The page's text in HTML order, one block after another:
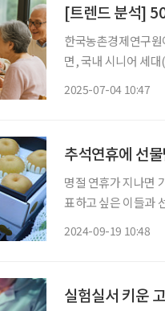
[트렌드 분석]
한국농촌경제연구원
면, 국내 시니어 세
2025-07-04 10:47
추석연휴에 선
명절 연휴가 지나면
표하고 싶은 이들과
2024-09-19 10:48
실험실서 키운